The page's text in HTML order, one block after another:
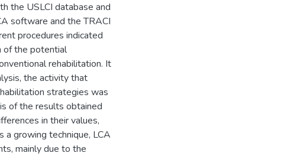
the USLCI database and
software and the TRACI
procedures indicated
of the potential
rehabilitation. It
the activity that
strategies was
of the results obtained
in their values,
a growing technique, LCA
mainly due to the